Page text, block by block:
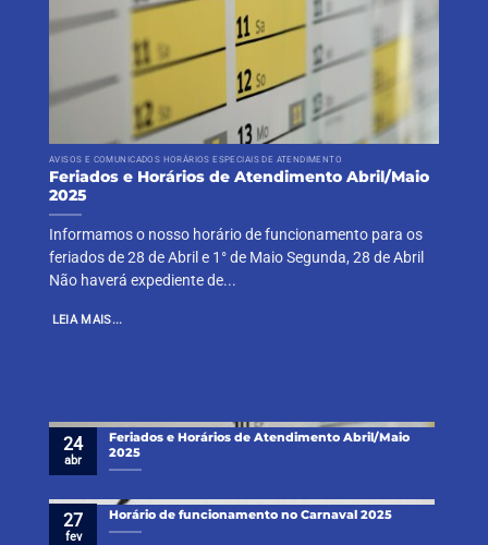
AVISOS E COMUNICADOS HORÁRIOS ESPECIAIS DE ATENDIMENTO
Feriados e Horários de Atendimento Abril/Maio
2025
Informamos o nosso horário de funcionamento para os
feriados de 28 de Abril e 1° de Maio Segunda, 28 de Abril
Não haverá expediente de...
LEIA MAIS...
Feriados e Horários de Atendimento Abril/Maio
2025
24
abr
Horário de funcionamento no Carnaval 2025
27
fev